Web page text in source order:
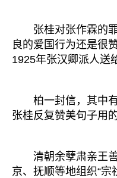
张桂对张作霖的罪
良的爱国行为还是很
1925年张汉卿派人送
柏一封信，其中有
张桂反复赞美句子用的
清朝余孽肃亲王善
京、抚顺等地组织“宗